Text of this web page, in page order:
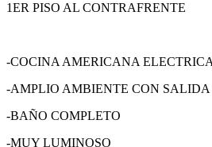
1ER PISO AL CONTRAFRENTE
-COCINA AMERICANA ELECTRICA
-AMPLIO AMBIENTE CON
-BAÑO COMPLETO
-MUY LUMINOSO